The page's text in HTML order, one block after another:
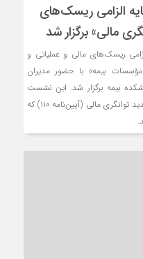
الزامی ریسك‌های
مالی» برگزار شد
ریسک‌های مالی و عملیاتی و
بیمه» با حضور مدیران
بیمه برگزار شد. این نشست
در راستای تشریح تغییرات مهم آیین‌نامه جدید توانگری مالی (آیین‌نامه ۱۱۰) که